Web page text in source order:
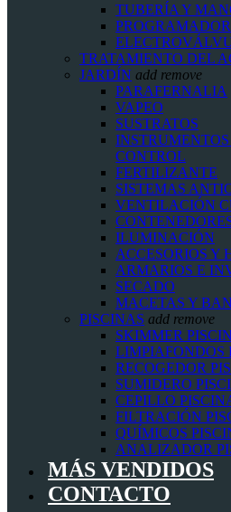
TUBERÍA Y
TRATAMIENTO DEL
JARDÍN add remove
PARAFERNALIA
VAPEO
SUSTRATOS
CONTROL
FERTILIZANTE
SISTEMAS
VENTILACIÓN
ILUMINACIÓN
ACCESORIOS Y
ARMARIOS E
SECADO
MACETAS Y
PISCINAS add remove
SKIMMER
LIMPIAFONDOS
RECOGEDOR
SUMIDERO
CEPILLO
FILTRACIÓN
QUÍMICOS
ANALIZADOR
MÁS VENDIDOS
CONTACTO